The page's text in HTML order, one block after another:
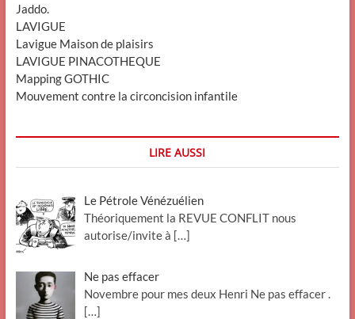
Jaddo.
LAVIGUE
Lavigue Maison de plaisirs
LAVIGUE PINACOTHEQUE
Mapping GOTHIC
Mouvement contre la circoncision infantile
LIRE AUSSI
Le Pétrole Vénézuélien
Théoriquement la REVUE CONFLIT nous
autorise/invite à […]
Ne pas effacer
Novembre pour mes deux Henri Ne pas effacer .
[…]